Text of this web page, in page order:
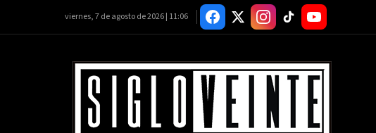
viernes, 7 de agosto de 2026 | 11:06